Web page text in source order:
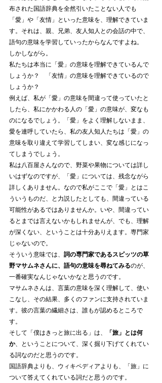
布された国語辞典を全然引いたことない人でも
「愛」や「友情」といった意味を、理解できていま
す。それは、親、兄弟、友人知人との会話の中で、
語句の意味を学習していったからなんですよね。
しかしながら。
私たちは本当に「愛」の意味を理解できているんで
しょうか？　「友情」の意味を理解できているので
しょうか？
例えば、私が「愛」の意味を間違って使っていたと
したら、私にかかわる人の「愛」の意味が、変なも
のになるでしょう。「愛」をよく理解しないまま、
愛を連呼していたら、私の友人知人たちは「愛」の
意味を取り違えて学習してしまい、変な感じになっ
てしまうでしょう。
私は八百屋さんなので、野菜や果物については詳し
いはずなのですが、「愛」については、残念ながら
詳しくありません。なので私がここで「愛」とはこ
ういうものだ、と力説したとしても、間違っている
可能性があるではありませんか。いや、間違ってい
るとまでは言えないかもしれませんが、でも、理解
が深くない、ということは十分ありえます。専門家
じゃないので。
そういう意味では、 詞の専門家であるスピッツの草
野マサムネさんに、語句の意味を尋ねてみるのが、
一番確実なんじゃないかなと思うのです。
マサムネさんは、言葉の意味を深く理解して、使い
こなし、その結果、多くのファンに支持されていま
す。彼の言葉の繊細さは、誰もが認めるところで
す。
そして「僕はきっと旅に出る」は、
「旅」とは何
か、ということについて、深く掘り下げてくれてい
る詞なのだと思うのです。
国語辞典よりも、ウィキペディアよりも、「旅」に
ついて答えてくれている詞だと思うのです。